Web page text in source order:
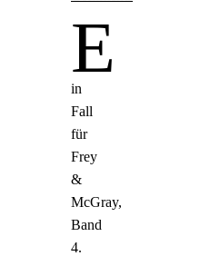
E
in
Fall
für
Frey
&
McGray,
Band
4.